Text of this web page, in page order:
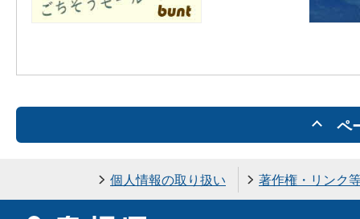
ペ
個人情報の取り扱い 著作権・リンク